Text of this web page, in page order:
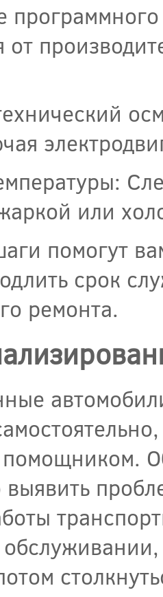
от
или
помогут
срок
ремонта.
выявить